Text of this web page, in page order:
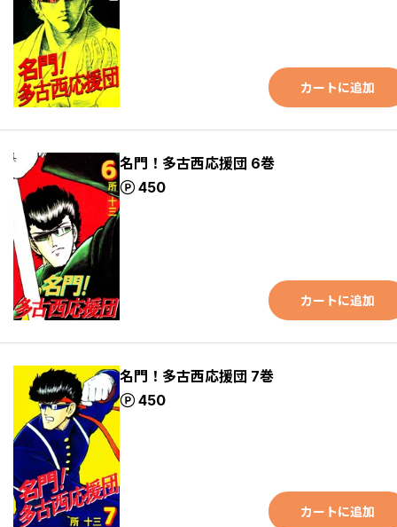
カートに追加
名門！多古西応援団 6巻
450
ポイント
カートに追加
名門！多古西応援団 7巻
450
ポイント
カートに追加